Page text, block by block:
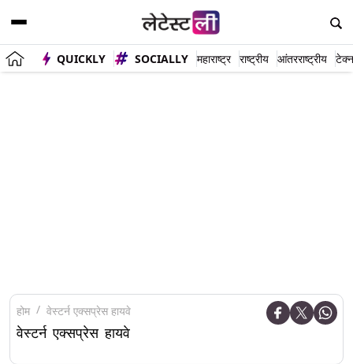
QUICKLY SOCIALLY महाराष्ट्र राष्ट्रीय आंतरराष्ट्रीय
होम वेस्टर्न एक्सप्रेस हायवे
वेस्टर्न एक्सप्रेस हायवे